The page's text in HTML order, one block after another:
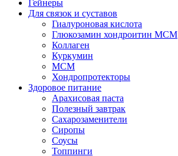
Гейнеры
Для связок и суставов
Гиалуроновая кислота
Глюкозамин хондроитин МСМ
Коллаген
Куркумин
МСМ
Хондропротекторы
Здоровое питание
Арахисовая паста
Полезный завтрак
Сахарозаменители
Сиропы
Соусы
Топпинги